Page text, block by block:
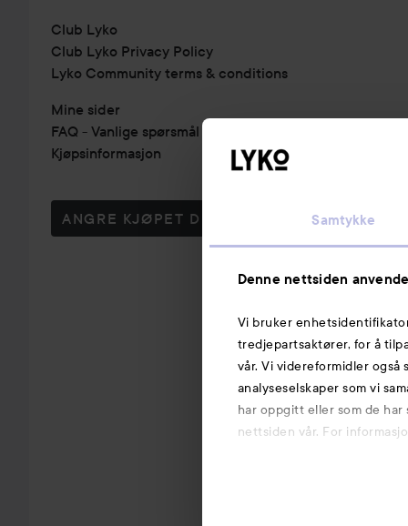
Samtykke
Denne nettsiden
Vi bruker
tredjepartsaktører, for å
vår. Vi videreformidler
analyseselskaper som vi
har oppgitt eller som de
nettsiden vår. For
Club Lyko
Club Lyko Privacy Policy
Lyko Community terms & conditions
Mine sider
FAQ - Vanlige spørsmål & svar
Kjøpsinformasjon
ANGRE KJØPET DITT